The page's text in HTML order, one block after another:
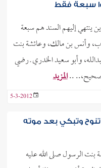
سبعة فقط
ينتهي إليهم السند هم سبعة
وأنس بن مالك، وعائشة بنت
وأبو سعيد الخدري ـ رضي
صحيح،.. ..المزيد
5-3-2012
وتبكي بعد موته
الرسول صلى الله عليه